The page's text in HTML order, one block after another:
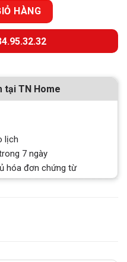
E006 số lượng
HÀNG
tại TN Home
lịch
7 ngày
hóa đơn chứng từ